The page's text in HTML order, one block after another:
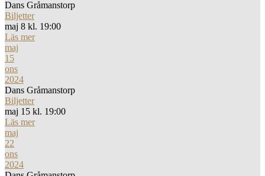
Dans Gråmanstorp
Biljetter
maj 8 kl. 19:00
Läs mer
maj
15
ons
2024
Dans Gråmanstorp
Biljetter
maj 15 kl. 19:00
Läs mer
maj
22
ons
2024